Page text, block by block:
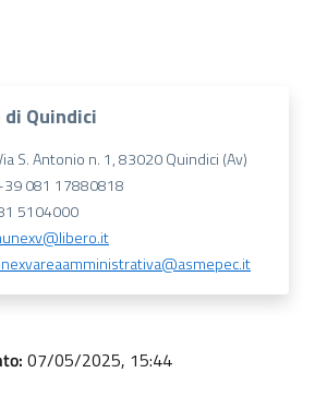
di Quindici
S. Antonio n. 1, 83020 Quindici (Av)
081 17880818
5104000
07/05/2025, 15:44